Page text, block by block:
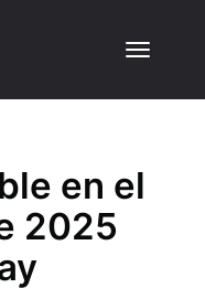
en el
2025